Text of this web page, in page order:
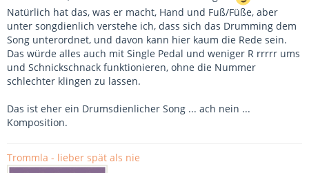
Natürlich hat das, was er macht, Hand und Fuß/Füße, aber
unter songdienlich verstehe ich, dass sich das Drumming dem
Song unterordnet, und davon kann hier kaum die Rede sein.
Das würde alles auch mit Single Pedal und weniger R rrrrr ums
und Schnickschnack funktionieren, ohne die Nummer
schlechter klingen zu lassen.
Das ist eher ein Drumsdienlicher Song ... ach nein ...
Komposition.
Trommla - lieber spät als nie